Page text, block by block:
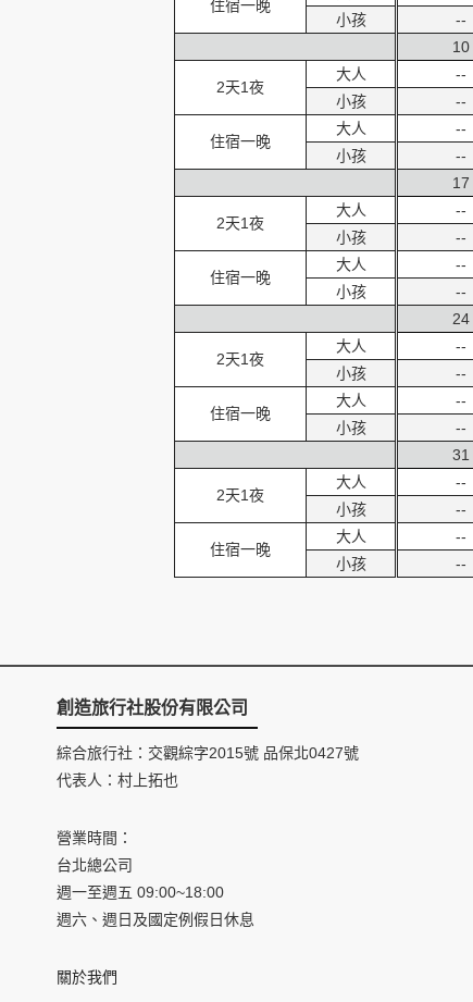
住宿一晚
小孩
2天1夜
大人
小孩
住宿一晚
大人
小孩
2天1夜
大人
小孩
住宿一晚
大人
小孩
2天1夜
大人
小孩
住宿一晚
大人
小孩
2天1夜
大人
小孩
住宿一晚
大人
小孩
--
10
--
--
--
--
17
--
--
--
--
24
--
--
--
--
31
--
--
--
--
創造旅行社股份有限公司
綜合旅行社：交觀綜字2015號 品保北0427號
代表人：村上拓也
營業時間：
台北總公司
週一至週五 09:00~18:00
週六、週日及國定例假日休息
關於我們